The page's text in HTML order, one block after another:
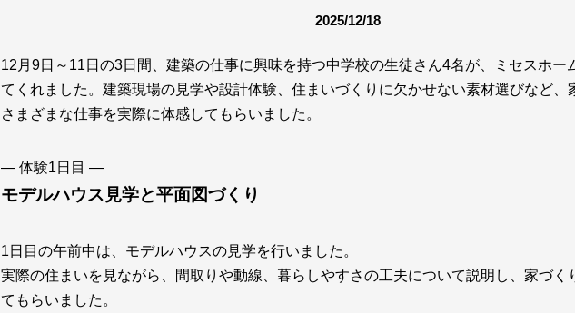
2025/12/18
12月9日～11日の3日間、建築の仕事に興味を持つ中学校の生徒さん4名が、ミセスホー
てくれました。建築現場の見学や設計体験、住まいづくりに欠かせない素材選びなど、
さまざまな仕事を実際に体感してもらいました。
― 体験1日目 ―
モデルハウス見学と平面図づくり
1日目の午前中は、モデルハウスの見学を行いました。
実際の住まいを見ながら、間取りや動線、暮らしやすさの工夫について説明し、家づく
てもらいました。